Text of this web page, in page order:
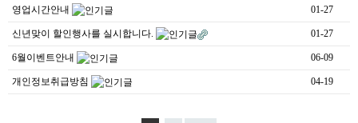
영업시간안내 01-27
신년맞이 할인행사를 실시합니다. 01-27
6월이벤트안내 06-09
개인정보취급방침 04-19